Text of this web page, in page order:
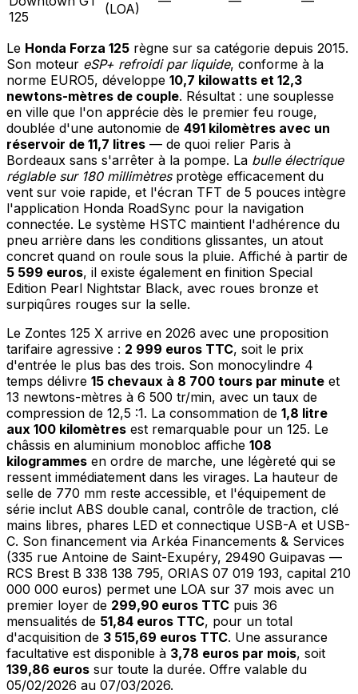
125
(LOA)
Le Honda Forza 125 règne sur sa catégorie depuis 2015.
Son moteur eSP+ refroidi par liquide, conforme à la
norme EURO5, développe 10,7 kilowatts et 12,3
newtons-mètres de couple. Résultat : une souplesse
en ville que l'on apprécie dès le premier feu rouge,
doublée d'une autonomie de 491 kilomètres avec un
réservoir de 11,7 litres — de quoi relier Paris à
Bordeaux sans s'arrêter à la pompe. La bulle électrique
réglable sur 180 millimètresprotège efficacement du
vent sur voie rapide, et l'écran TFT de 5 pouces intègre
l'application Honda RoadSync pour la navigation
connectée. Le système HSTC maintient l'adhérence du
pneu arrière dans les conditions glissantes, un atout
concret quand on roule sous la pluie. Affiché à partir de
5 599 euros, il existe également en finition Special
Edition Pearl Nightstar Black, avec roues bronze et
surpiqûres rouges sur la selle.
Le Zontes 125 X arrive en 2026 avec une proposition
tarifaire agressive : 2 999 euros TTC, soit le prix
d'entrée le plus bas des trois. Son monocylindre 4
temps délivre 15 chevaux à 8 700 tours par minute et
13 newtons-mètres à 6 500 tr/min, avec un taux de
compression de 12,5 :1. La consommation de 1,8 litre
aux 100 kilomètres est remarquable pour un 125. Le
châssis en aluminium monobloc affiche 108
kilogrammes en ordre de marche, une légèreté qui se
ressent immédiatement dans les virages. La hauteur de
selle de 770 mm reste accessible, et l'équipement de
série inclut ABS double canal, contrôle de traction, clé
mains libres, phares LED et connectique USB-A et USB-
C. Son financement via Arkéa Financements & Services
(335 rue Antoine de Saint-Exupéry, 29490 Guipavas —
RCS Brest B 338 138 795, ORIAS 07 019 193, capital 210
000 000 euros) permet une LOA sur 37 mois avec un
premier loyer de 299,90 euros TTC puis 36
mensualités de 51,84 euros TTC, pour un total
d'acquisition de 3 515,69 euros TTC. Une assurance
facultative est disponible à 3,78 euros par mois, soit
139,86 euros sur toute la durée. Offre valable du
05/02/2026 au 07/03/2026.